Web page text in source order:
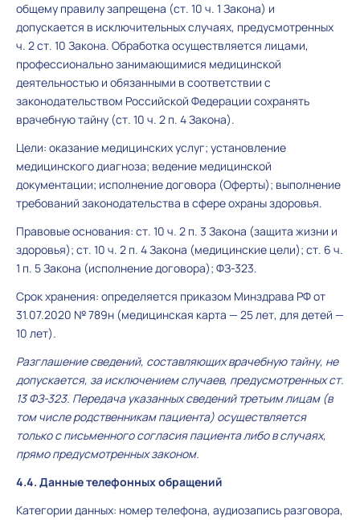
общему правилу запрещена (ст. 10 ч. 1 Закона) и
допускается в исключительных случаях, предусмотренных
ч. 2 ст. 10 Закона. Обработка осуществляется лицами,
профессионально занимающимися медицинской
деятельностью и обязанными в соответствии с
законодательством Российской Федерации сохранять
врачебную тайну (ст. 10 ч. 2 п. 4 Закона).
Цели: оказание медицинских услуг; установление
медицинского диагноза; ведение медицинской
документации; исполнение договора (Оферты); выполнение
требований законодательства в сфере охраны здоровья.
Правовые основания: ст. 10 ч. 2 п. 3 Закона (защита жизни и
здоровья); ст. 10 ч. 2 п. 4 Закона (медицинские цели); ст. 6 ч.
1 п. 5 Закона (исполнение договора); ФЗ-323.
Срок хранения: определяется приказом Минздрава РФ от
31.07.2020 № 789н (медицинская карта — 25 лет, для детей —
10 лет).
Разглашение сведений, составляющих врачебную тайну, не
допускается, за исключением случаев, предусмотренных ст.
13 ФЗ-323. Передача указанных сведений третьим лицам (в
том числе родственникам пациента) осуществляется
только с письменного согласия пациента либо в случаях,
прямо предусмотренных законом.
4.4. Данные телефонных обращений
Категории данных: номер телефона, аудиозапись разговора,